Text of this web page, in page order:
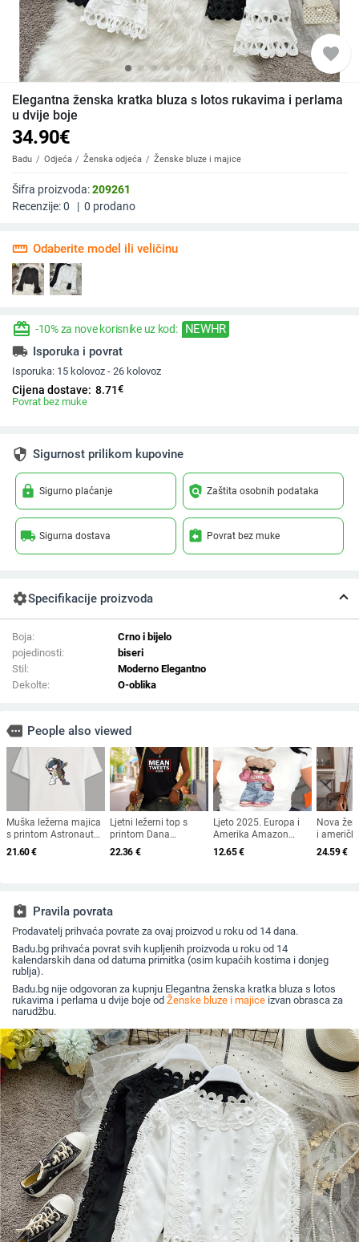
favorite
Elegantna ženska kratka bluza s lotos rukavima i perlama
u dvije boje
34.90€
Badu Odjeća Ženska odjeća Ženske bluze i majice
Šifra proizvoda:209261
Recenzije:0 | 0 prodano
straighten Odaberite model ili veličinu
redeem -10% za nove korisnike uz kod: NEWHR
local_shipping Isporuka i povrat
Isporuka: 15 kolovoz - 26 kolovoz
Cijena dostave: 8.71€
Povrat bez muke
security Sigurnost prilikom kupovine
lock Sigurno plaćanje policy Zaštita osobnih podataka
local_shipping Sigurna dostava assignment_return Povrat bez muke
settingsSpecifikacije proizvoda
Boja:
Crno i bijelo
pojedinosti:
biseri
Stil:
Moderno Elegantno
Dekolte:
O-oblika
more People also viewed
Muška ležerna majica
s printom Astronauta
u pobjedničkoj pozi
21.60€
Ljetni ležerni top s
printom Dana
neovisnosti, Amazon,
mean024, print, V-
22.36 €
Ljeto 2025. Europa i
Amerika Amazon
prekogranično
Najprodavaniji novi
12.65€
Nova
i
jesenska
24.59€
assignment_return Pravila povrata
Prodavatelj prihvaća povrate za ovaj proizvod u roku od 14 dana.
Badu.bg prihvaća povrat svih kupljenih proizvoda u roku od 14
kalendarskih dana od datuma primitka (osim kupaćih kostima i donjeg
rublja).
Badu.bg nije odgovoran za kupnju Elegantna ženska kratka bluza s lotos
rukavima i perlama u dvije boje od Ženske bluze i majice izvan obrasca za
narudžbu.